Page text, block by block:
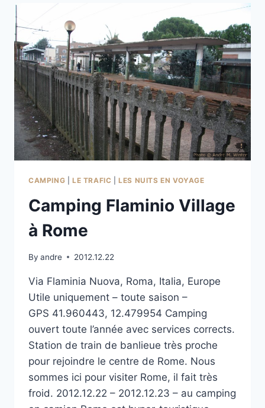
MONOPOLI
CAMPING LE TRAFIC |LES NUITS EN VOYAGE
Camping Flaminio Village
à Rome
By andre 2012.12.22
Via Flaminia Nuova, Roma, Italia, Europe
Utile uniquement – toute saison –
GPS 41.960443, 12.479954 Camping
ouvert toute l’année avec services corrects.
Station de train de banlieue très proche
pour rejoindre le centre de Rome. Nous
sommes ici pour visiter Rome, il fait très
froid. 2012.12.22 – 2012.12.23 – au camping